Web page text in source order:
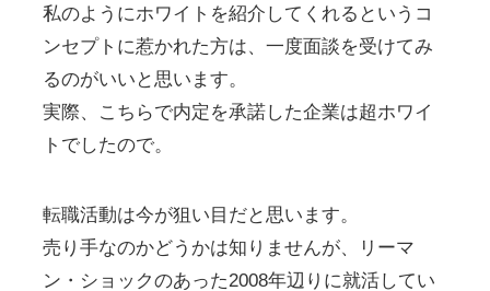
私のようにホワイトを紹介してくれるというコ
ンセプトに惹かれた方は、一度面談を受けてみ
るのがいいと思います。
実際、こちらで内定を承諾した企業は超ホワイ
トでしたので。
転職活動は今が狙い目だと思います。
売り手なのかどうかは知りませんが、リーマ
ン・ショックのあった2008年辺りに就活してい